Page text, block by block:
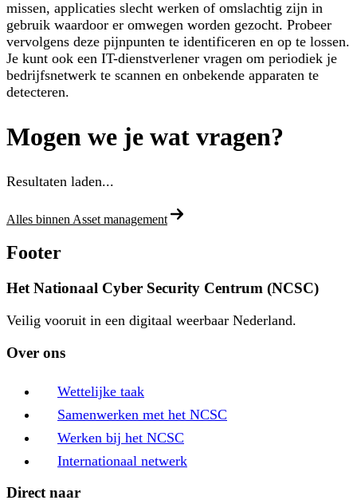
missen, applicaties slecht werken of omslachtig zijn in
gebruik waardoor er omwegen worden gezocht. Probeer
vervolgens deze pijnpunten te identificeren en op te lossen.
Je kunt ook een IT-dienstverlener vragen om periodiek je
bedrijfsnetwerk te scannen en onbekende apparaten te
detecteren.
Mogen we je wat vragen?
Resultaten laden...
Alles binnen Asset management
Footer
Het Nationaal Cyber Security Centrum (NCSC)
Veilig vooruit in een digitaal weerbaar Nederland.
Over ons
Wettelijke taak
Samenwerken met het NCSC
Werken bij het NCSC
Internationaal netwerk
Direct naar